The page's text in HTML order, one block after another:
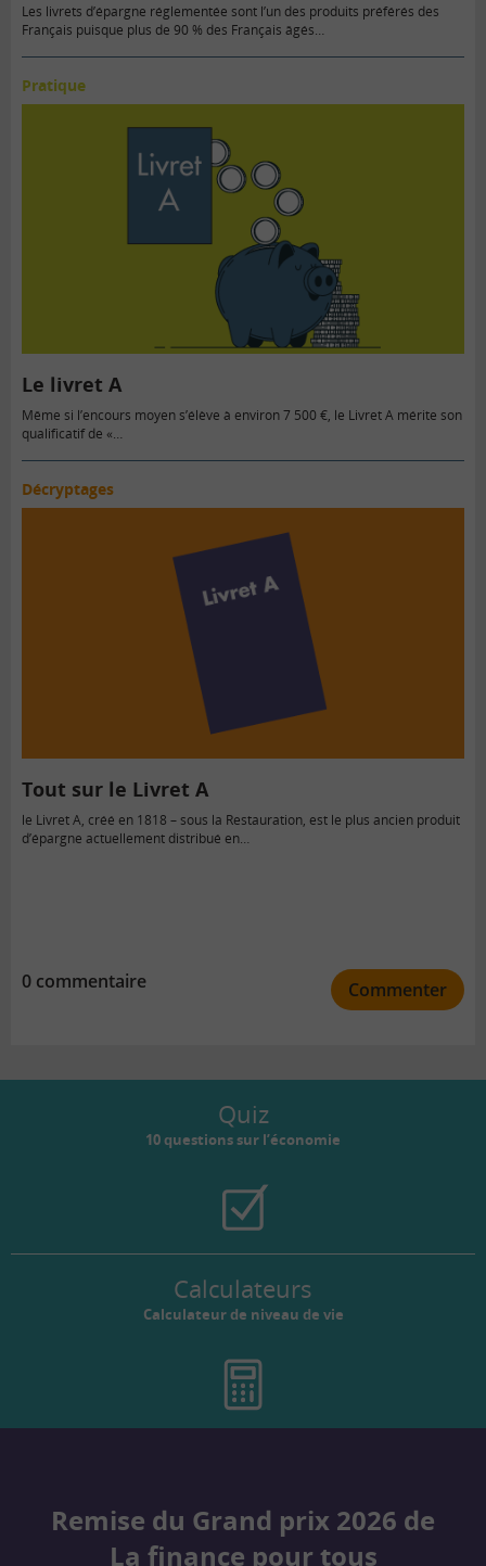
Les livrets d’épargne réglementée sont l’un des produits préférés des
Français puisque plus de 90 % des Français âgés…
Pratique
Le livret A
Même si l’encours moyen s’élève à environ 7 500 €, le Livret A mérite son
qualificatif de «…
Décryptages
Tout sur le Livret A
le Livret A, créé en 1818 – sous la Restauration, est le plus ancien produit
d’épargne actuellement distribué en…
0 commentaire Commenter
Quiz
10 questions sur l’économie
Calculateurs
Calculateur de niveau de vie
Remise du Grand prix 2026 de
La finance pour tous